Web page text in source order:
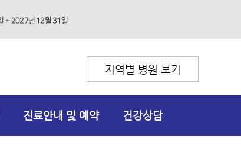
지역별 병원 보기
진료안내 및 예약 건강상담